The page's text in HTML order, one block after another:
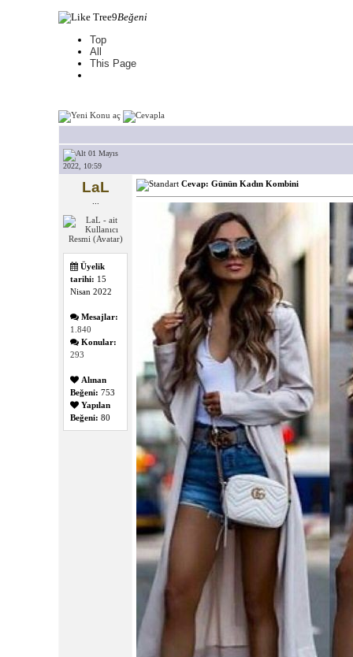
9Beğeni
Top
All
This Page
01 Mayıs
2022, 10:59
LaL
Üyelik
tarihi: 15
Nisan 2022
Mesajlar:
1.840
Konular:
293
Alınan
Beğeni: 753
Yapılan
Beğeni: 80
Cevap: Günün Kadın Kombini